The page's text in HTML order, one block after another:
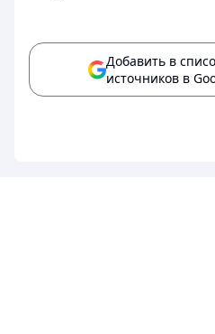
Добавить в
источников в